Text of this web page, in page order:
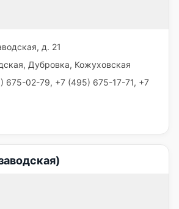
д. 21
Дубровка, Кожуховская
675-02-79, +7 (495) 675-17-71, +7